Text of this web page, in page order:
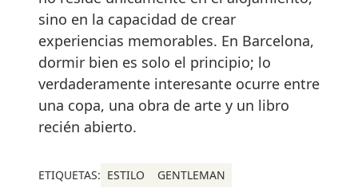
sino en la capacidad de crear
experiencias memorables. En Barcelona,
dormir bien es solo el principio; lo
verdaderamente interesante ocurre entre
una copa, una obra de arte y un libro
recién abierto.
ETIQUETAS: ESTILO GENTLEMAN